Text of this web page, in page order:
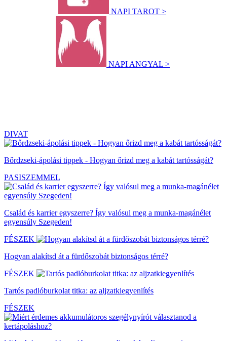
NAPI TAROT >
NAPI ANGYAL >
DIVAT
Bőrdzseki-ápolási tippek - Hogyan őrizd meg a kabát tartósságát?
PASISZEMMEL
Család és karrier egyszerre? Így valósul meg a munka-magánélet
egyensúly Szegeden!
FÉSZEK
Hogyan alakítsd át a fürdőszobát biztonságos térré?
FÉSZEK
Tartós padlóburkolat titka: az aljzatkiegyenlítés
FÉSZEK